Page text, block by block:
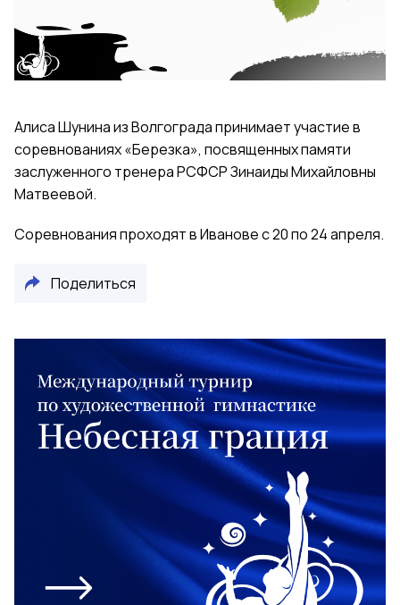
Алиса Шунина из Волгограда принимает участие в
соревнованиях «Березка», посвященных памяти
заслуженного тренера РСФСР Зинаиды Михайловны
Матвеевой.
Соревнования проходят в Иванове с 20 по 24 апреля.
Поделиться